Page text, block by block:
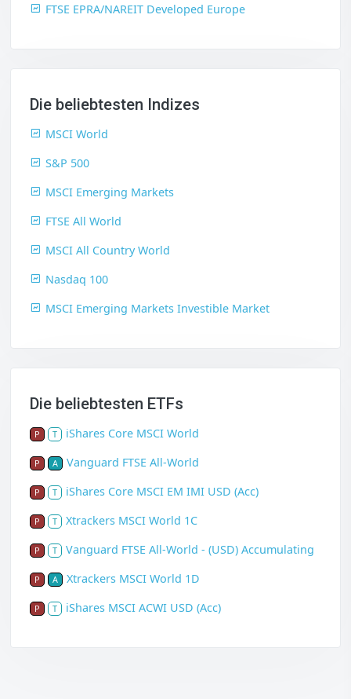
FTSE EPRA/NAREIT Developed Europe
Die beliebtesten Indizes
MSCI World
S&P 500
MSCI Emerging Markets
FTSE All World
MSCI All Country World
Nasdaq 100
MSCI Emerging Markets Investible Market
Die beliebtesten ETFs
P T iShares Core MSCI World
P A Vanguard FTSE All-World
P T iShares Core MSCI EM IMI USD (Acc)
P T Xtrackers MSCI World 1C
P T Vanguard FTSE All-World - (USD) Accumulating
P A Xtrackers MSCI World 1D
P T iShares MSCI ACWI USD (Acc)